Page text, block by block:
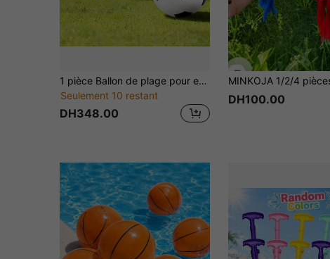
1 pièce Ballon de plage pour enfants, jouet de piscine, ballon gonflable pour fête d'été et jeu aquatique, ballon de football gonflable, jouet de boule de loisirs pour pelouse extérieure, ballon de jeu pour rassemblement familial
Seulement 10 restant
DH348.00
DH100.00